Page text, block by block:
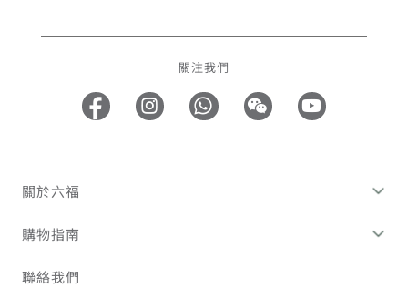
關注我們
關於六福
購物指南
聯絡我們